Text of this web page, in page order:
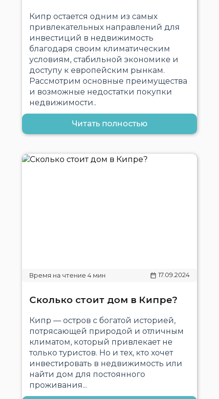
Кипр остается одним из самых
привлекательных направлений для
инвестиций в недвижимость
благодаря своим климатическим
условиям, стабильной экономике и
доступу к европейским рынкам.
Рассмотрим основные преимущества
и возможные недостатки покупки
недвижимости..
Читать полностью
17.09.2024
Сколько стоит дом в Кипре?
Кипр — остров с богатой историей,
потрясающей природой и отличным
климатом, который привлекает не
только туристов. Но и тех, кто хочет
инвестировать в недвижимость или
найти дом для постоянного
проживания...